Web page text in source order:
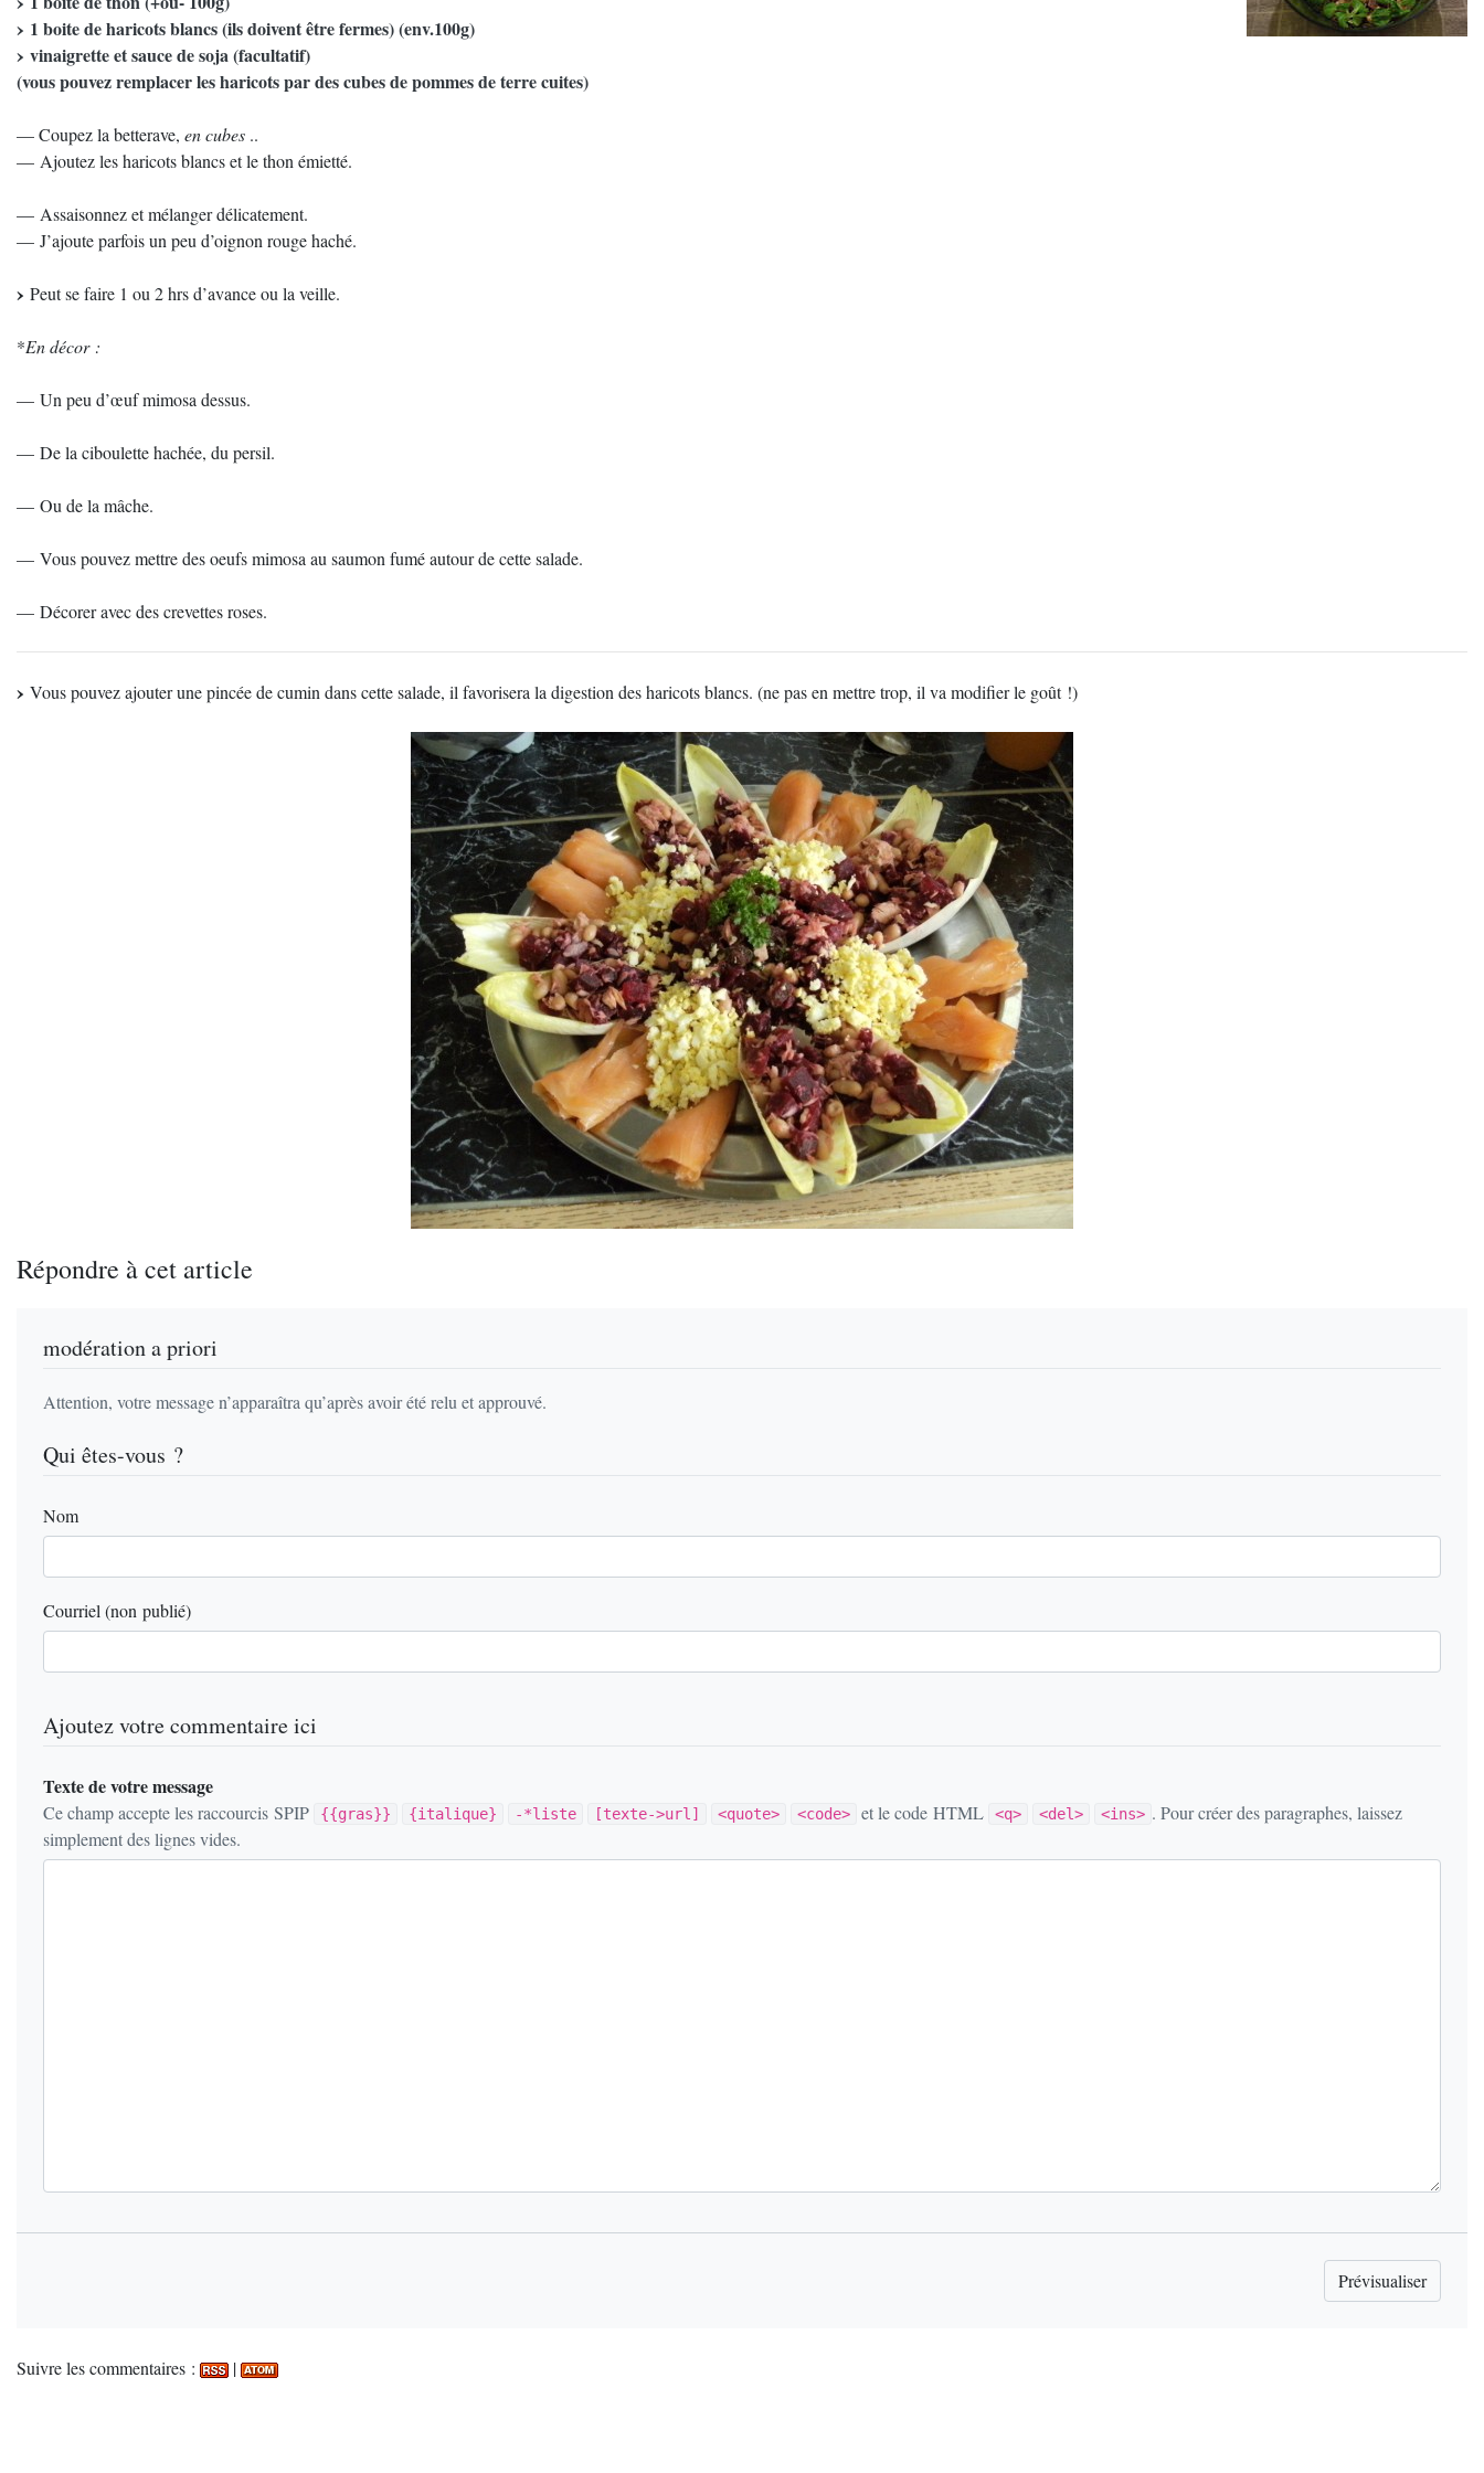
1 boite de haricots blancs (ils doivent être fermes) (env.100g)
vinaigrette et sauce de soja (facultatif)
(vous pouvez remplacer les haricots par des cubes de pommes de terre cuites)
— Coupez la betterave, en cubes ..
— Ajoutez les haricots blancs et le thon émietté.
— Assaisonnez et mélanger délicatement.
— J’ajoute parfois un peu d’oignon rouge haché.
Peut se faire 1 ou 2 hrs d’avance ou la veille.
*En décor :
— Un peu d’œuf mimosa dessus.
— De la ciboulette hachée, du persil.
— Ou de la mâche.
— Vous pouvez mettre des oeufs mimosa au saumon fumé autour de cette salade.
— Décorer avec des crevettes roses.
Vous pouvez ajouter une pincée de cumin dans cette salade, il favorisera la digestion des haricots blancs. (ne pas en mettre trop, il va modifier le goût !)
Répondre à cet article
modération a priori
Attention, votre message n’apparaîtra qu’après avoir été relu et approuvé.
Qui êtes-vous ?
Nom
Courriel (non publié)
Ajoutez votre commentaire ici
Texte de votre message
Ce champ accepte les raccourcis SPIP {{gras}} {italique} -*liste [texte->url] <quote> <code> et le code HTML <q> <del> <ins> . Pour créer des paragraphes, laissez
simplement des lignes vides.
Suivre les commentaires : |